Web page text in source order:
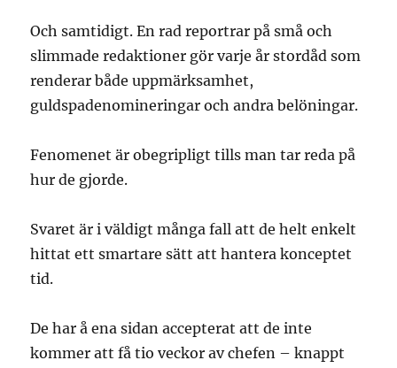
Och samtidigt. En rad reportrar på små och
slimmade redaktioner gör varje år stordåd som
renderar både uppmärksamhet,
guldspadenomineringar och andra belöningar.
Fenomenet är obegripligt tills man tar reda på
hur de gjorde.
Svaret är i väldigt många fall att de helt enkelt
hittat ett smartare sätt att hantera konceptet
tid.
De har å ena sidan accepterat att de inte
kommer att få tio veckor av chefen – knappt